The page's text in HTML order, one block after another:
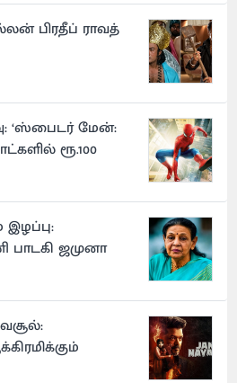
பிரதீப் ராவத்
‘ஸ்பைடர் மேன்:
ரூ.100
ஜமுனா
வசூல்: